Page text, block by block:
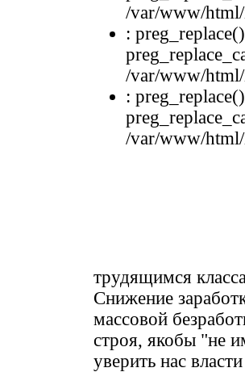
/var/www/
:
/var/www/
:
/var/www/
трудящимся
Снижение
массовой
строя, якобы "не
уверить нас